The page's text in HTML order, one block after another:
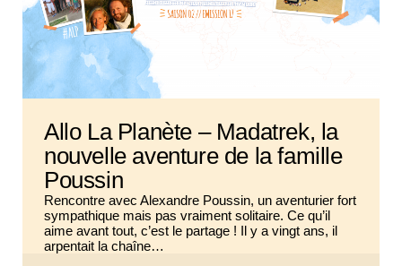
Allo La Planète – Madatrek, la
nouvelle aventure de la famille
Poussin
Rencontre avec Alexandre Poussin, un aventurier fort
sympathique mais pas vraiment solitaire. Ce qu’il
aime avant tout, c’est le partage ! Il y a vingt ans, il
arpentait la chaîne…